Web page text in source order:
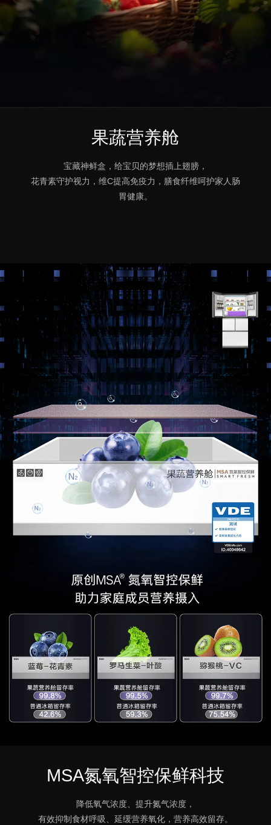
果蔬营养舱
宝藏神鲜盒，给宝贝的梦想插上翅膀，
花青素守护视力，维C提高免疫力，膳食纤维呵护家人肠
胃健康。
MSA氮氧智控保鲜科技
降低氧气浓度、提升氮气浓度，
有效抑制食材呼吸、延缓营养氧化，营养高效留存。